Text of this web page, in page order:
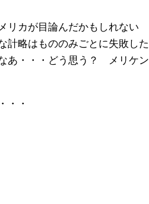
リカが目論んだかもしれない
計略はもののみごとに失敗した
あ・・・どう思う？ メリケン
・・